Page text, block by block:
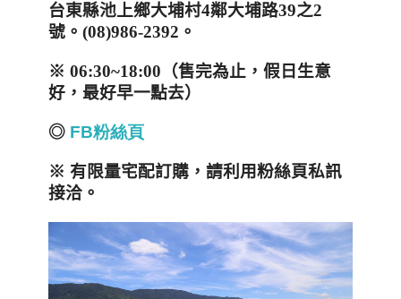
台東縣池上鄉大埔村4鄰大埔路39之2
號。 (08)986-2392 。
※ 06:30~18:00 （售完為止，假日生意
好，最好早一點去）
◎ FB粉絲頁
※ 有限量宅配訂購，請利用粉絲頁私訊
接洽。